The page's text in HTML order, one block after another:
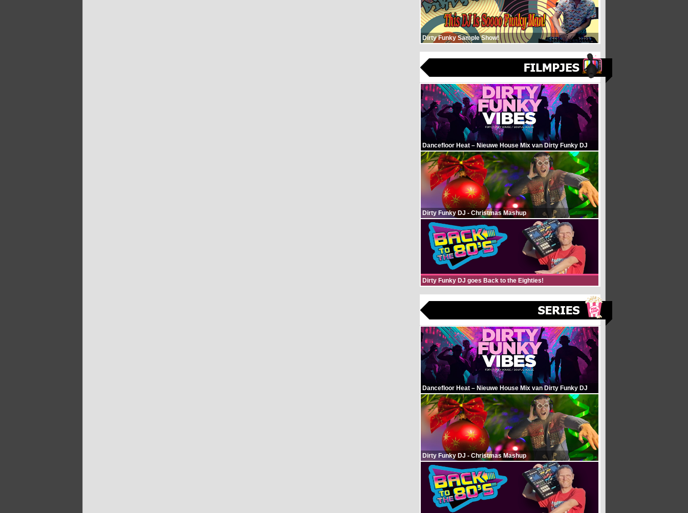
Dirty Funky Sample Show!
Dancefloor Heat – Nieuwe House Mix van Dirty Funky DJ
Dirty Funky DJ - Christmas Mashup
Dirty Funky DJ goes Back to the Eighties!
Dancefloor Heat – Nieuwe House Mix van Dirty Funky DJ
Dirty Funky DJ - Christmas Mashup